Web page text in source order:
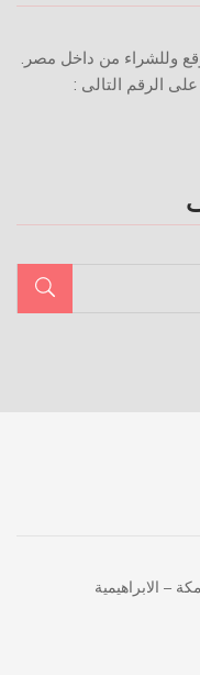
وللشراء من داخل مصر.
الرقم التالى :